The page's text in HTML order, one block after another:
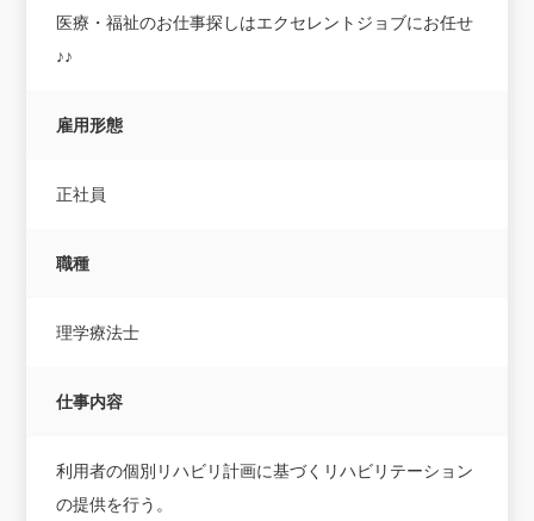
医療・福祉のお仕事探しはエクセレントジョブにお任せ
♪♪
雇用形態
正社員
職種
理学療法士
仕事内容
利用者の個別リハビリ計画に基づくリハビリテーション
の提供を行う。